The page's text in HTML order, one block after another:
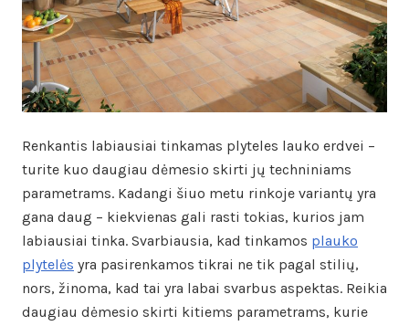
Renkantis labiausiai tinkamas plyteles lauko erdvei –
turite kuo daugiau dėmesio skirti jų techniniams
parametrams. Kadangi šiuo metu rinkoje variantų yra
gana daug – kiekvienas gali rasti tokias, kurios jam
labiausiai tinka. Svarbiausia, kad tinkamos plauko
plytelės yra pasirenkamos tikrai ne tik pagal stilių,
nors, žinoma, kad tai yra labai svarbus aspektas. Reikia
daugiau dėmesio skirti kitiems parametrams, kurie